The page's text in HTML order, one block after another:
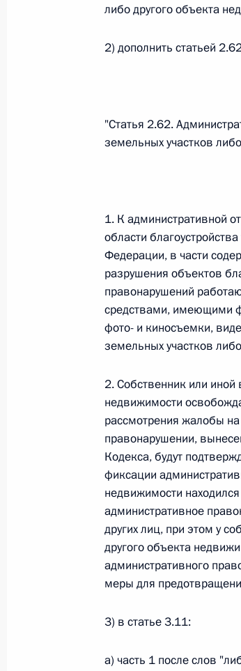
Федеральный закон
Федеральный закон
О внесении изменения в
и добровольчестве
26 июля 2026 года
Федеральный закон
О внесении изменений в
процессуального кодекса
26 июля 2026 года
Федеральный закон
О внесении изменений в
и признании утратившим
изменений в Федеральный
Федеральный закон
либо другого объекта
2) дополнить статьей
"Статья 2.62.
земельных участков
1. К административной
области
Федерации, в части
разрушения объектов
правонарушений
средствами, имеющими
фото- и киносъемки,
земельных участков
2. Собственник или иной
недвижимости
рассмотрения жалобы
правонарушении,
Кодекса, будут
фиксации
недвижимости
административное
других лиц, при этом у
другого объекта
административного
меры для
3) в статье 3.11:
а) часть 1 после слов